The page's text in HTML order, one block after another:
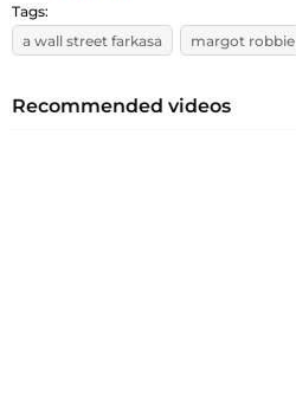
Tags:
a wall street farkasa
margot robbie
Recommended videos